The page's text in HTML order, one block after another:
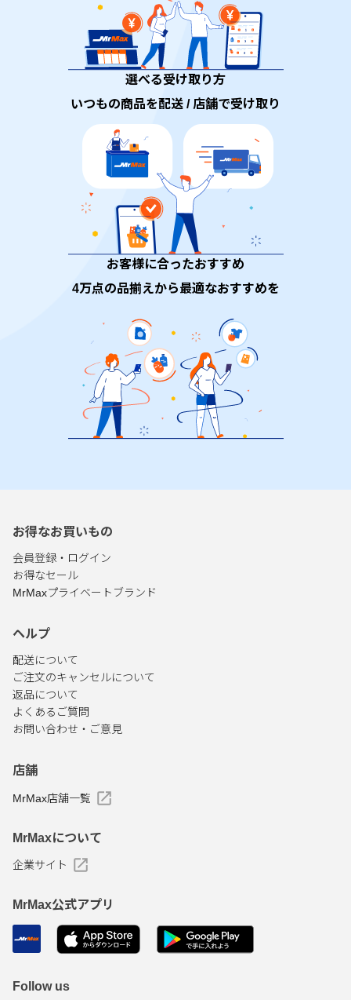
選べる受け取り方
いつもの商品を配送 / 店舗で受け取り
お客様に合ったおすすめ
4万点の品揃えから最適なおすすめを
お得なお買いもの
会員登録・ログイン
お得なセール
MrMaxプライベートブランド
ヘルプ
配送について
ご注文のキャンセルについて
返品について
よくあるご質問
お問い合わせ・ご意見
店舗
MrMax店舗一覧
MrMaxについて
企業サイト
MrMax公式アプリ
Follow us